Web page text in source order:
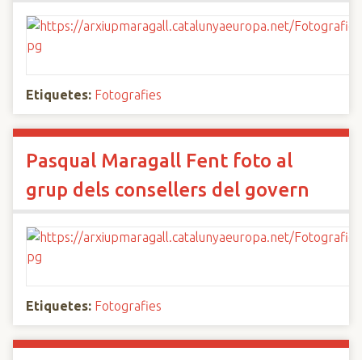
Etiquetes: Fotografies
Pasqual Maragall Fent foto al
grup dels consellers del govern
Etiquetes: Fotografies